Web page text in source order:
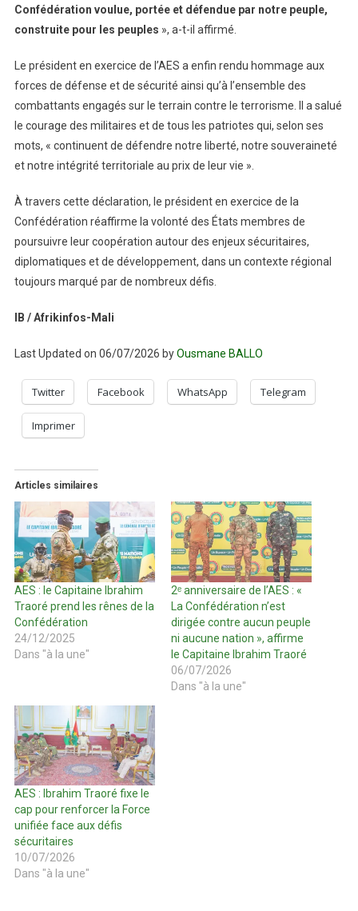
Confédération voulue, portée et défendue par notre peuple,
construite pour les peuples », a-t-il affirmé.
Le président en exercice de l’AES a enfin rendu hommage aux
forces de défense et de sécurité ainsi qu’à l’ensemble des
combattants engagés sur le terrain contre le terrorisme. Il a salué
le courage des militaires et de tous les patriotes qui, selon ses
mots, « continuent de défendre notre liberté, notre souveraineté
et notre intégrité territoriale au prix de leur vie ».
À travers cette déclaration, le président en exercice de la
Confédération réaffirme la volonté des États membres de
poursuivre leur coopération autour des enjeux sécuritaires,
diplomatiques et de développement, dans un contexte régional
toujours marqué par de nombreux défis.
IB / Afrikinfos-Mali
Last Updated on 06/07/2026 byOusmane BALLO
Twitter Facebook WhatsApp Telegram
Imprimer
Articles similaires
AES : le Capitaine Ibrahim
Traoré prend les rênes de la
Confédération
24/12/2025
Dans "à la une"
2ᵉ anniversaire de l’AES : «
La Confédération n’est
dirigée contre aucun peuple
ni aucune nation », affirme
le Capitaine Ibrahim Traoré
06/07/2026
Dans "à la une"
AES : Ibrahim Traoré fixe le
cap pour renforcer la Force
unifiée face aux défis
sécuritaires
10/07/2026
Dans "à la une"